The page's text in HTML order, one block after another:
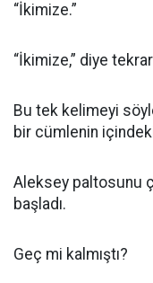
“İkimize.”
“İkimize,” diye
Bu tek kelimeyi
bir cümlenin
Aleksey paltosunu
başladı.
Geç mi kalmıştı?